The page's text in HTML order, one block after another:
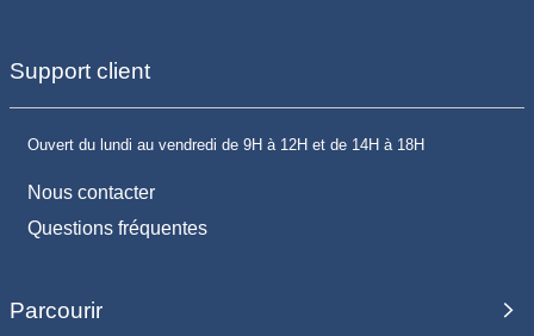
Support client
Ouvert du lundi au vendredi de 9H à 12H et de 14H à 18H
Nous contacter
Questions fréquentes
Parcourir